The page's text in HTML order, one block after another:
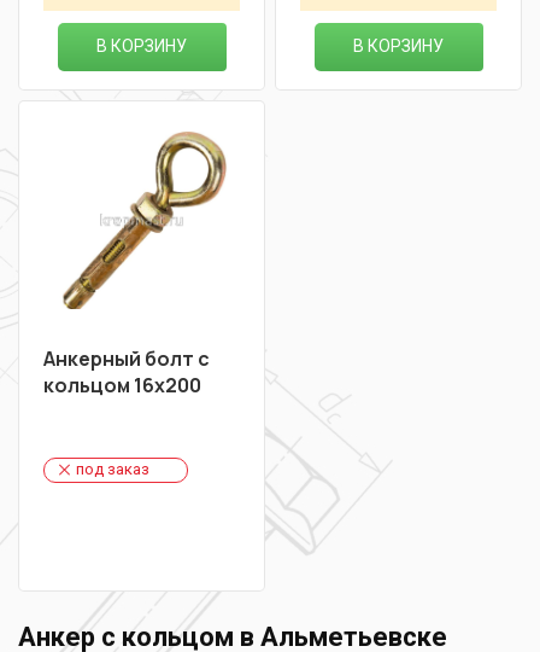
В КОРЗИНУ В КОРЗИНУ
Анкерный болт с
кольцом 16х200
под заказ
Анкер с кольцом в Альметьевске